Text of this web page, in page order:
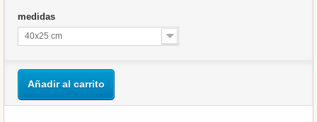
medidas
40x25 cm
Añadir al carrito